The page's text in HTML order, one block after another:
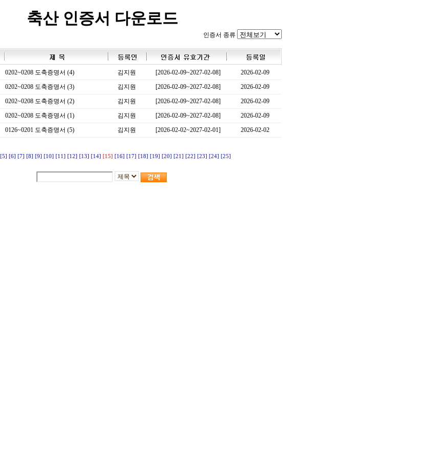
축산 인증서 다운로드
인증서 종류
0202~0208 도축증명서 (4) 김지원 [2026-02-09~2027-02-08]
2026-02-09
0202~0208 도축증명서 (3) 김지원 [2026-02-09~2027-02-08]
2026-02-09
0202~0208 도축증명서 (2) 김지원 [2026-02-09~2027-02-08]
2026-02-09
0202~0208 도축증명서 (1) 김지원 [2026-02-09~2027-02-08]
2026-02-09
0126~0201 도축증명서 (5) 김지원 [2026-02-02~2027-02-01] 2026-02-02
[5] [6] [7] [8] [9] [10] [11] [12] [13] [14] [15] [16] [17] [18] [19] [20] [21] [22] [23] [24] [25]